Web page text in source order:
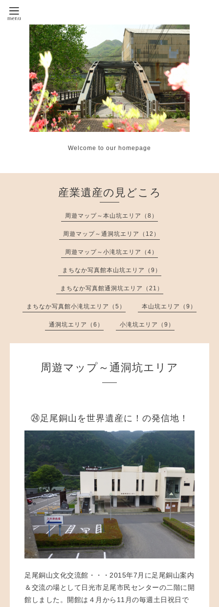
Welcome to our homepage
産業遺産の見どころ
周遊マップ～本山坑エリア（8）
周遊マップ～通洞坑エリア（12）
周遊マップ～小滝坑エリア（4）
まちなか写真館本山坑エリア（9）
まちなか写真館通洞坑エリア（21）
まちなか写真館小滝坑エリア（5） 本山坑エリア（9）
通洞坑エリア（6） 小滝坑エリア（9）
周遊マップ～通洞坑エリア
㉔足尾銅山を世界遺産に！の発信地！
足尾銅山文化交流館・・・2015年7月に足尾銅山案内
＆交流の場として日光市足尾市民センターの二階に開
館しました。開館は４月から11月の毎週土日祝日で